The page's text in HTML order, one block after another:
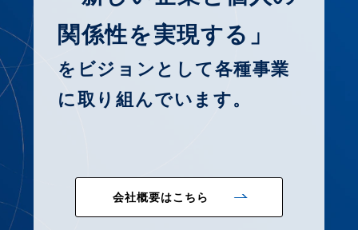
関係性を実現する」
をビジョンとして各種事業
に取り組んでいます。
会社概要はこちら